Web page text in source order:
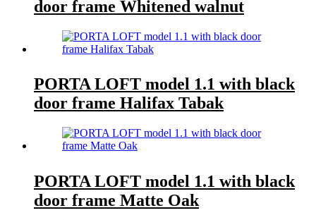
door frame Whitened walnut
PORTA LOFT model 1.1 with black
door frame Halifax Tabak
PORTA LOFT model 1.1 with black
door frame Matte Oak